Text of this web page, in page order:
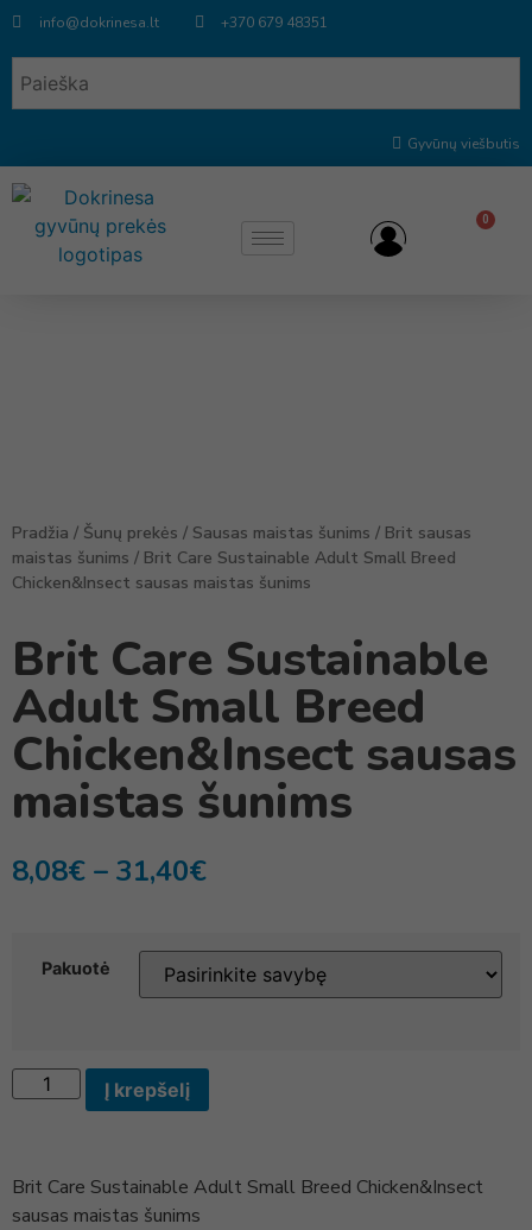
info@dokrinesa.lt +370 679 48351
Gyvūnų viešbutis
0
Pradžia / Šunų prekės / Sausas maistas šunims / Brit sausas
maistas šunims / Brit Care Sustainable Adult Small Breed
Chicken&Insect sausas maistas šunims
Brit Care Sustainable
Adult Small Breed
Chicken&Insect sausas
maistas šunims
8,08€ – 31,40€
Pakuotė
Į krepšelį
Brit Care Sustainable Adult Small Breed Chicken&Insect
sausas maistas šunims